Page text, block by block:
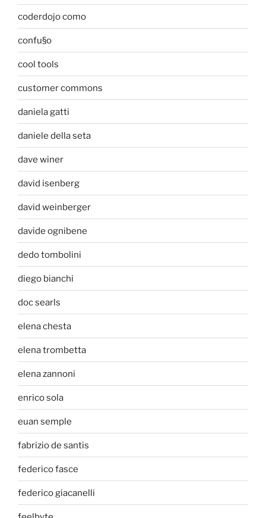
coderdojo como
confu§o
cool tools
customer commons
daniela gatti
daniele della seta
dave winer
david isenberg
david weinberger
davide ognibene
dedo tombolini
diego bianchi
doc searls
elena chesta
elena trombetta
elena zannoni
enrico sola
euan semple
fabrizio de santis
federico fasce
federico giacanelli